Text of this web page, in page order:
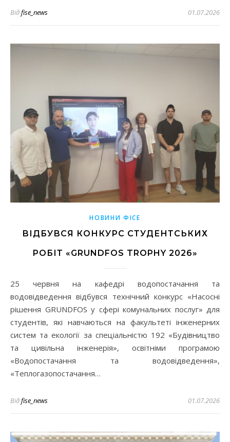
Відfise_news 01.07.2026
НОВИНИ ФІСЕ
ВІДБУВСЯ КОНКУРС СТУДЕНТСЬКИХ
РОБІТ «GRUNDFOS TROPHY 2026»
25 червня на кафедрі водопостачання та
водовідведення відбувся технічний конкурс «Насосні
рішення GRUNDFOS у сфері комунальних послуг» для
студентів, які навчаються на факультеті інженерних
систем та екології за спеціальністю 192 «Будівництво
та цивільна інженерія», освітніми програмою
«Водопостачання та водовідведення»,
«Теплогазопостачання…
Відfise_news 01.07.2026